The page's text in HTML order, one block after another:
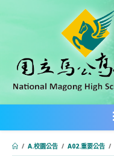
內
/ A.校園公告 / A02.重要公告 /